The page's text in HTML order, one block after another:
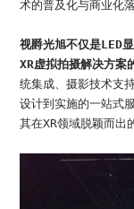
术的普及化与商业化落
视爵光旭不仅是LED
XR虚拟拍摄解决方案
统集成、摄影技术支
设计到实施的一站式
其在XR领域脱颖而出